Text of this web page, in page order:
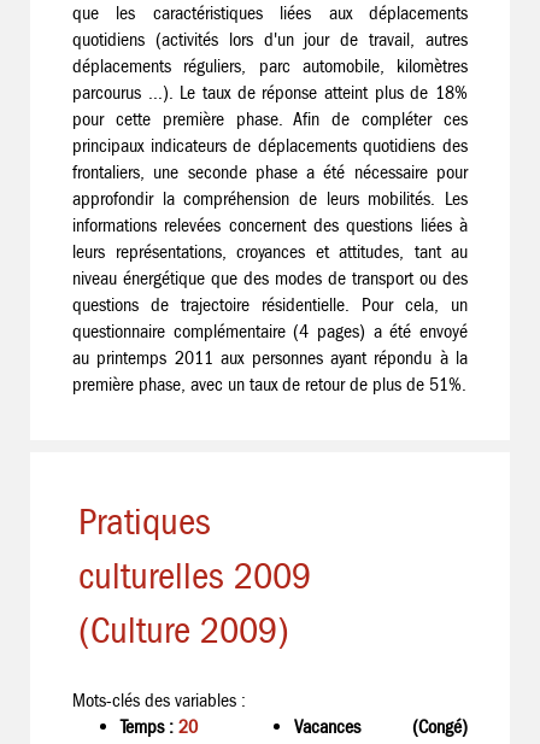
que les caractéristiques liées aux déplacements
quotidiens (activités lors d'un jour de travail, autres
déplacements réguliers, parc automobile, kilomètres
parcourus ...). Le taux de réponse atteint plus de 18%
pour cette première phase. Afin de compléter ces
principaux indicateurs de déplacements quotidiens des
frontaliers, une seconde phase a été nécessaire pour
approfondir la compréhension de leurs mobilités. Les
informations relevées concernent des questions liées à
leurs représentations, croyances et attitudes, tant au
niveau énergétique que des modes de transport ou des
questions de trajectoire résidentielle. Pour cela, un
questionnaire complémentaire (4 pages) a été envoyé
au printemps 2011 aux personnes ayant répondu à la
première phase, avec un taux de retour de plus de 51%.
Pratiques
culturelles 2009
(Culture 2009)
Mots-clés des variables :
Temps : 20
Vacances (Congé)